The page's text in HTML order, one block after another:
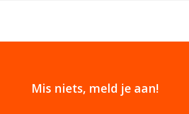
Mis niets, meld je aan!